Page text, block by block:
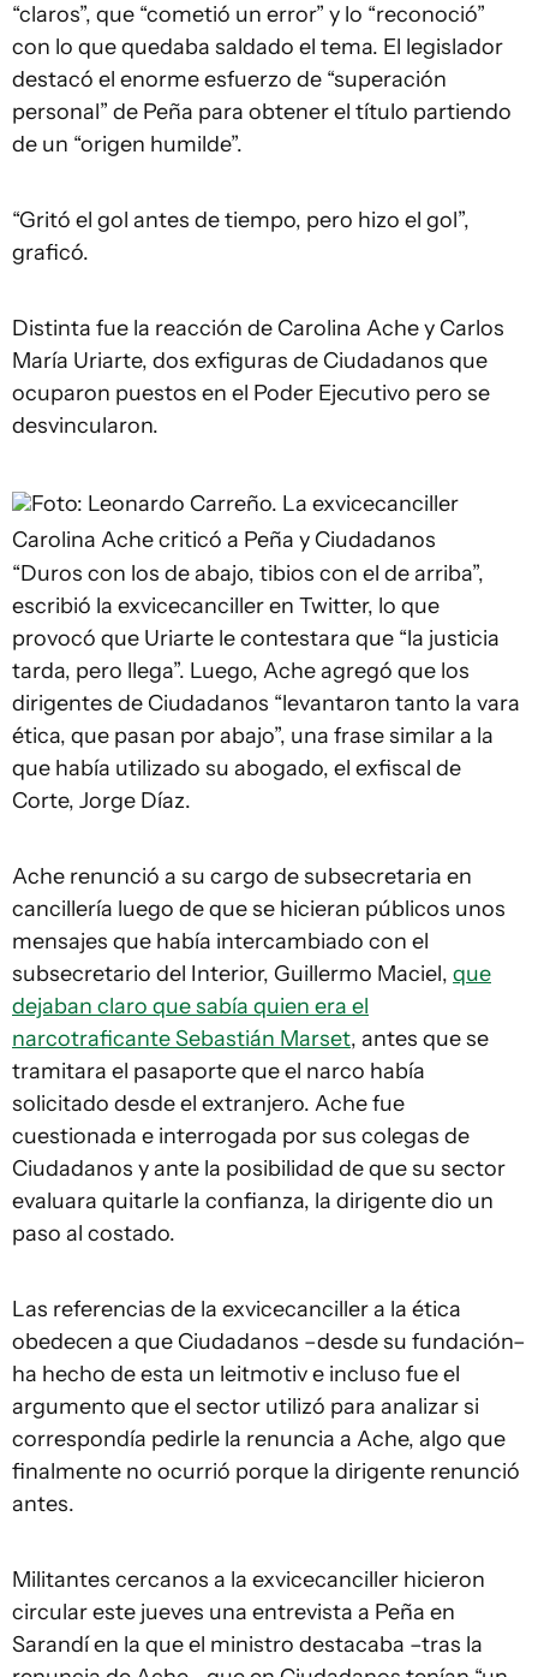
“claros”, que “cometió un error” y lo “reconoció”
con lo que quedaba saldado el tema. El legislador
destacó el enorme esfuerzo de “superación
personal” de Peña para obtener el título partiendo
de un “origen humilde”.
“Gritó el gol antes de tiempo, pero hizo el gol”,
graficó.
Distinta fue la reacción de Carolina Ache y Carlos
María Uriarte, dos exfiguras de Ciudadanos que
ocuparon puestos en el Poder Ejecutivo pero se
desvincularon.
Foto: Leonardo Carreño. La exvicecanciller
Carolina Ache criticó a Peña y Ciudadanos
“Duros con los de abajo, tibios con el de arriba”,
escribió la exvicecanciller en Twitter, lo que
provocó que Uriarte le contestara que “la justicia
tarda, pero llega”. Luego, Ache agregó que los
dirigentes de Ciudadanos “levantaron tanto la vara
ética, que pasan por abajo”, una frase similar a la
que había utilizado su abogado, el exfiscal de
Corte, Jorge Díaz.
Ache renunció a su cargo de subsecretaria en
cancillería luego de que se hicieran públicos unos
mensajes que había intercambiado con el
subsecretario del Interior, Guillermo Maciel, que
dejaban claro que sabía quien era el
narcotraficante Sebastián Marset, antes que se
tramitara el pasaporte que el narco había
solicitado desde el extranjero. Ache fue
cuestionada e interrogada por sus colegas de
Ciudadanos y ante la posibilidad de que su sector
evaluara quitarle la confianza, la dirigente dio un
paso al costado.
Las referencias de la exvicecanciller a la ética
obedecen a que Ciudadanos –desde su fundación–
ha hecho de esta un leitmotiv e incluso fue el
argumento que el sector utilizó para analizar si
correspondía pedirle la renuncia a Ache, algo que
finalmente no ocurrió porque la dirigente renunció
antes.
Militantes cercanos a la exvicecanciller hicieron
circular este jueves una entrevista a Peña en
Sarandí en la que el ministro destacaba –tras la